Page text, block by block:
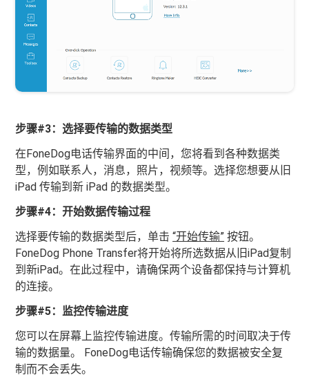
步骤#3：选择要传输的数据类型
在FoneDog电话传输界面的中间，您将看到各种数据类
型，例如联系人，消息，照片，视频等。选择您想要从旧
iPad 传输到新 iPad 的数据类型。
步骤#4：开始数据传输过程
选择要传输的数据类型后，单击“开始传输” 按钮。
FoneDog Phone Transfer将开始将所选数据从旧iPad复制
到新iPad。在此过程中，请确保两个设备都保持与计算机
的连接。
步骤#5：监控传输进度
您可以在屏幕上监控传输进度。传输所需的时间取决于传
输的数据量。 FoneDog电话传输确保您的数据被安全复
制而不会丢失。